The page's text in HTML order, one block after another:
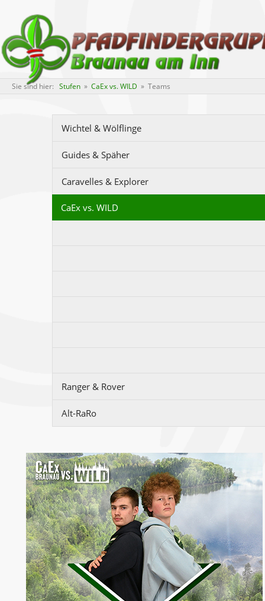
Sie sind hier: Stufen» CaEx vs. WILD » Teams
Wichtel & Wölflinge
Guides & Späher
Caravelles & Explorer
CaEx vs. WILD
Ranger & Rover
Alt-RaRo